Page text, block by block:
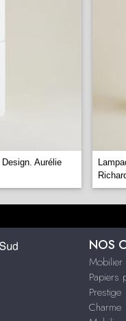
Design. Aurélie
NOS
Mobilier
Papiers
Prestige
Charme